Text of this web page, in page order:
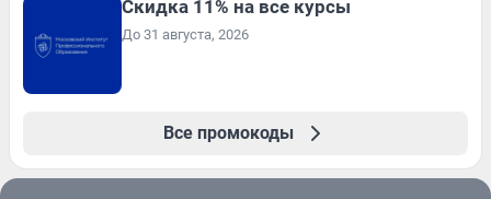
Скидка 11% на все курсы
До 31 августа, 2026
Все промокоды